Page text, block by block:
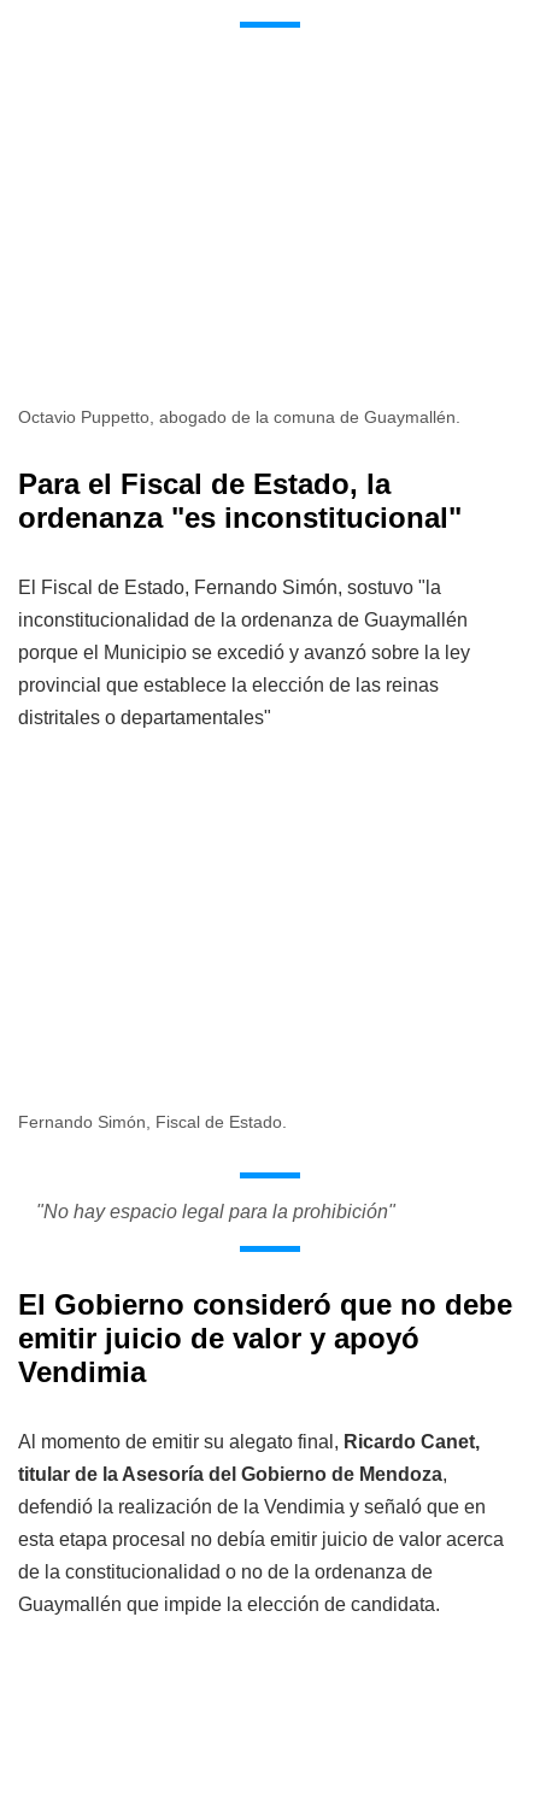
Octavio Puppetto, abogado de la comuna de Guaymallén.
Para el Fiscal de Estado, la
ordenanza "es inconstitucional"
El Fiscal de Estado, Fernando Simón, sostuvo "la
inconstitucionalidad de la ordenanza de Guaymallén
porque el Municipio se excedió y avanzó sobre la ley
provincial que establece la elección de las reinas
distritales o departamentales"
Fernando Simón, Fiscal de Estado.
"No hay espacio legal para la prohibición"
El Gobierno consideró que no debe
emitir juicio de valor y apoyó
Vendimia
Al momento de emitir su alegato final, Ricardo Canet,
titular de la Asesoría del Gobierno de Mendoza,
defendió la realización de la Vendimia y señaló que en
esta etapa procesal no debía emitir juicio de valor acerca
de la constitucionalidad o no de la ordenanza de
Guaymallén que impide la elección de candidata.